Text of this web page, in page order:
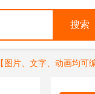
搜索
【图片、文字、动画均可